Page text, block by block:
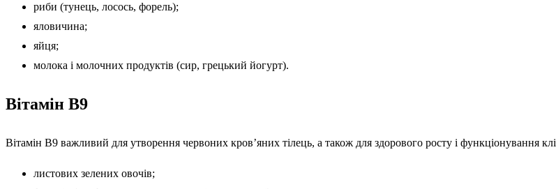
риби (тунець, лосось, форель);
яловичина;
яйця;
молока і молочних продуктів (сир, грецький йогурт).
Вітамін B9
Вітамін B9 важливий для утворення червоних кров’яних тілець, а також для здорового росту і
листових зелених овочів;